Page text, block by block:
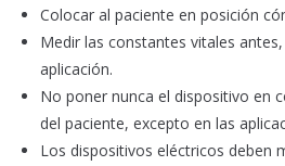
Colocar al paciente en posición
Medir las constantes vitales
aplicación.
No poner nunca el dispositivo en
del paciente, excepto en las
Los dispositivos eléctricos deben